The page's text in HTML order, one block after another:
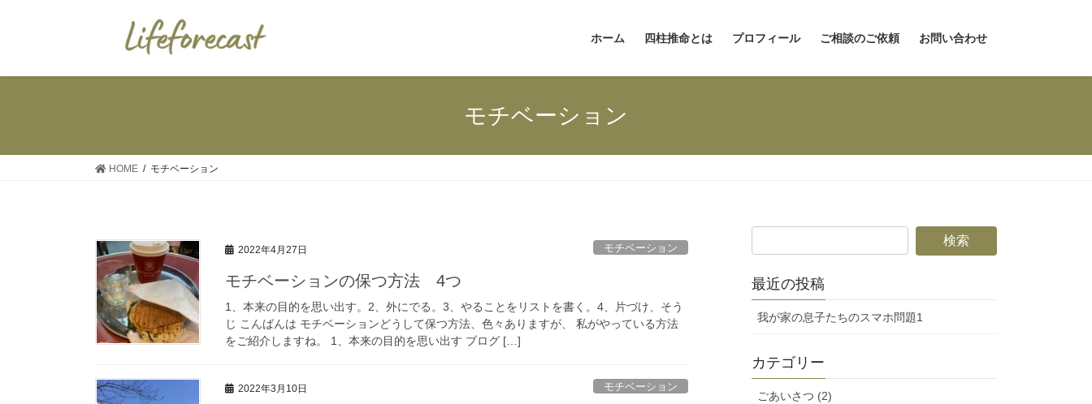
ホーム 四柱推命とは プロフィール ご相談のご依頼 お問い合わせ
モチベーション
HOME モチベーション
2022年4月27日 モチベーション
モチベーションの保つ方法 4つ
1、本来の目的を思い出す。2、外にでる。3、やることをリストを書く。4、片づけ、そう
じ こんばんは モチベーションどうして保つ方法、色々ありますが、 私がやっている方法
をご紹介しますね。 1、本来の目的を思い出す ブログ […]
2022年3月10日 モチベーション
最近の投稿
我が家の息子たちのスマホ問題1
カテゴリー
ごあいさつ (2)